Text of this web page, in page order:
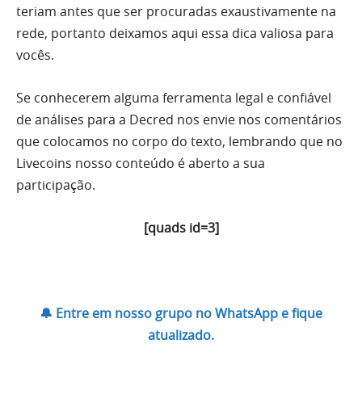
teriam antes que ser procuradas exaustivamente na
rede, portanto deixamos aqui essa dica valiosa para
vocês.
Se conhecerem alguma ferramenta legal e confiável
de análises para a Decred nos envie nos comentários
que colocamos no corpo do texto, lembrando que no
Livecoins nosso conteúdo é aberto a sua
participação.
[quads id=3]
🔔 Entre em nosso grupo no WhatsApp e fique
atualizado.